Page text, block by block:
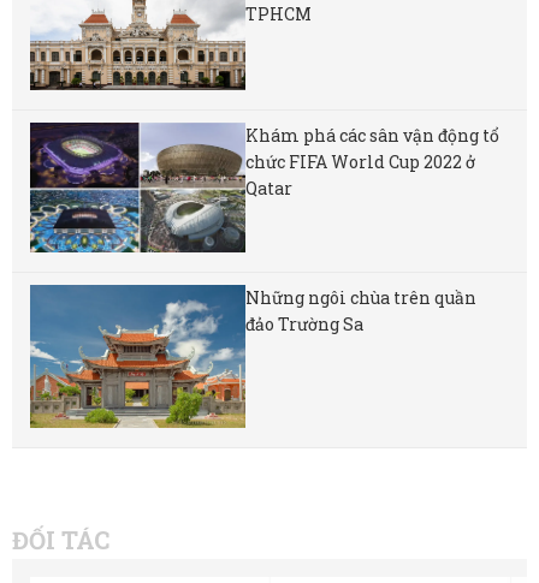
TPHCM
Khám phá các sân vận động tổ
chức FIFA World Cup 2022 ở
Qatar
Những ngôi chùa trên quần
đảo Trường Sa
ĐỐI TÁC